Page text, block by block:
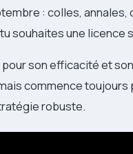
: colles, annales,
souhaites une licence
son efficacité et
commence
robuste.